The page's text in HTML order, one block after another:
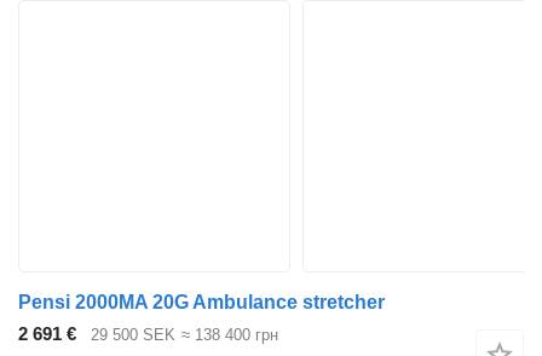
Pensi 2000MA 20G Ambulance stretcher
2 691 €
29 500 SEK ≈ 138 400 грн